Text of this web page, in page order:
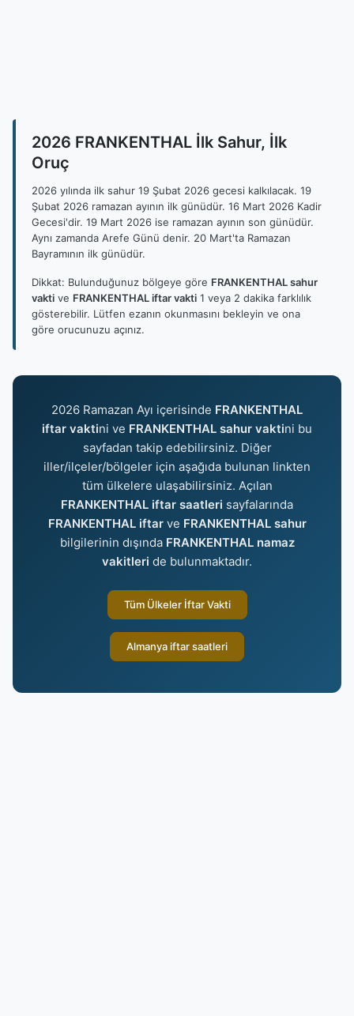
2026 FRANKENTHAL İlk Sahur, İlk
Oruç
2026 yılında ilk sahur 19 Şubat 2026 gecesi kalkılacak. 19
Şubat 2026 ramazan ayının ilk günüdür. 16 Mart 2026 Kadir
Gecesi'dir. 19 Mart 2026 ise ramazan ayının son günüdür.
Aynı zamanda Arefe Günü denir. 20 Mart'ta Ramazan
Bayramının ilk günüdür.
Dikkat: Bulunduğunuz bölgeye göre FRANKENTHAL sahur
vakti ve FRANKENTHAL iftar vakti 1 veya 2 dakika farklılık
gösterebilir. Lütfen ezanın okunmasını bekleyin ve ona
göre orucunuzu açınız.
2026 Ramazan Ayı içerisinde FRANKENTHAL
iftar vaktini ve FRANKENTHAL sahur vaktini bu
sayfadan takip edebilirsiniz. Diğer
iller/ilçeler/bölgeler için aşağıda bulunan linkten
tüm ülkelere ulaşabilirsiniz. Açılan
FRANKENTHAL iftar saatleri sayfalarında
FRANKENTHAL iftarve FRANKENTHAL sahur
bilgilerinin dışında FRANKENTHAL namaz
vakitleri de bulunmaktadır.
Tüm Ülkeler İftar Vakti
Almanya iftar saatleri